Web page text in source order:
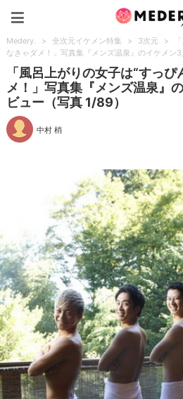
Medery. > 全次元イケメン特集 > 3次元 >
なきゃダメ！」写真集『メンズ温泉』のイケメン
「風呂上がりの女子は“すっ
メ！」写真集『メンズ温泉』
ビュー（写真 1/89）
中村 梢